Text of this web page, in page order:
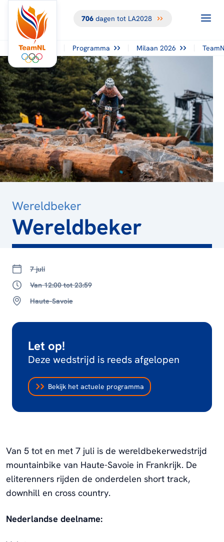
706dagen tot LA2028
Programma Milaan 2026
Wereldbeker
Wereldbeker
7 juli
Van 12:00 tot 23:59
Haute-Savoie
Let op!
Deze wedstrijd is reeds afgelopen
Bekijk het actuele programma
TERUG NAAR
OVERZICHT
Van 5 tot en met 7 juli is de wereldbekerwedstrijd
mountainbike van Haute-Savoie in Frankrijk. De
eliterenners rijden de onderdelen short track,
downhill en cross country.
Nederlandse deelname: